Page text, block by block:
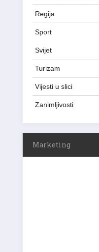
Regija
Sport
Svijet
Turizam
Vijesti u slici
Zanimljivosti
Marketing